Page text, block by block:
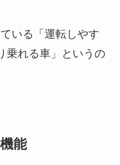
いる「運転しやす
乗れる車」というの
能